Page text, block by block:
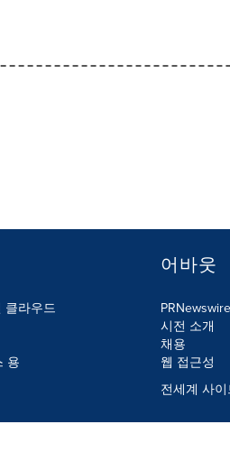
클라우드
용
어바웃
시전 소개
채용
웹 접근성
전세계 사이